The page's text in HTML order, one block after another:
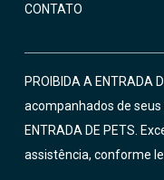
CONTATO
PROIBIDA A ENTRADA
acompanhados de seus
ENTRADA DE PETS.
assistência, conforme